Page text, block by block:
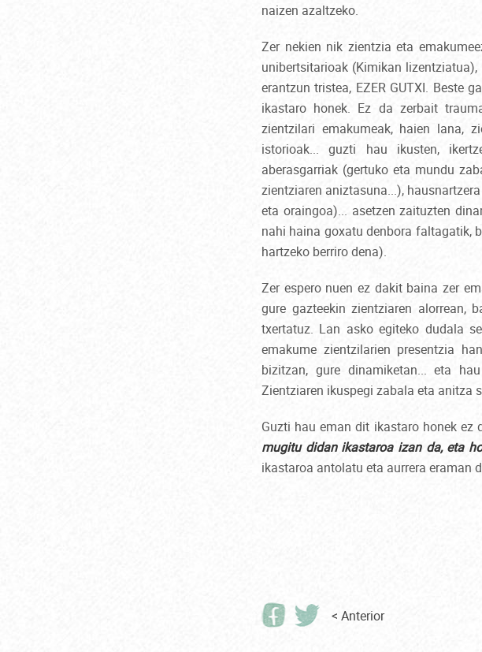
naizen azaltzeko.
Zer nekien nik zientzia eta
unibertsitarioak (Kimikan
erantzun tristea, EZER GUTXI. Beste
ikastaro honek. Ez da zerbait
zientzilari emakumeak, haien lana,
istorioak... guzti hau ikusten,
aberasgarriak (gertuko eta mundu
zientziaren aniztasuna...),
eta oraingoa)... asetzen zaituzten
nahi haina goxatu denbora faltagatik,
hartzeko berriro dena).
Zer espero nuen ez dakit baina zer
gure gazteekin zientziaren alorrean,
txertatuz. Lan asko egiteko dudala
emakume zientzilarien presentzia
bizitzan, gure dinamiketan... eta
Zientziaren ikuspegi zabala eta anitza
Guzti hau eman dit ikastaro honek ez
mugitu didan ikastaroa izan da, eta
ikastaroa antolatu eta aurrera eraman
< Anterior